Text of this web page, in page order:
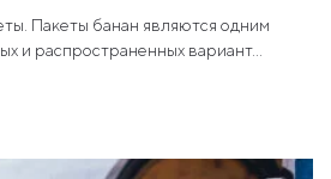
Пакеты банан являются одним
и распространенных вариант...